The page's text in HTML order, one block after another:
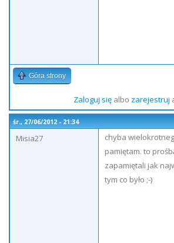
Góra strony
Zaloguj sięalbo zarejestruj
śr., 27/06/2012 - 21:34
Misia27
chyba
pamiętam. to
zapamiętali jak
tym co było ;-)